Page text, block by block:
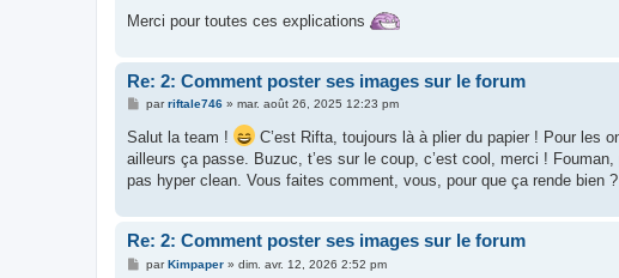
g
Merci pour toutes ces explications
Re: 2: Comment poster ses images sur le forum
M
s
s
a
e
parriftale746» mar. août 26, 2025 12:23 pm
Salut la team !
C’est Rifta, toujours là à plier du papier ! Pour les
ailleurs ça passe. Buzuc, t’es sur le coup, c’est cool, merci !
pas hyper clean. Vous faites comment, vous, pour que ça rende bien ?
Re: 2: Comment poster ses images sur le forum
MparKimpaper» dim. avr. 12, 2026 2:52 pm